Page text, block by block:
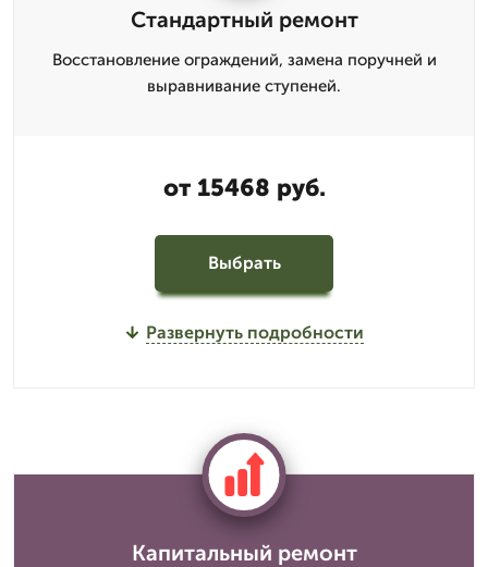
Стандартный ремонт
Восстановление ограждений, замена поручней и
выравнивание ступеней.
от 15468 руб.
Выбрать
Развернуть подробности
Капитальный ремонт